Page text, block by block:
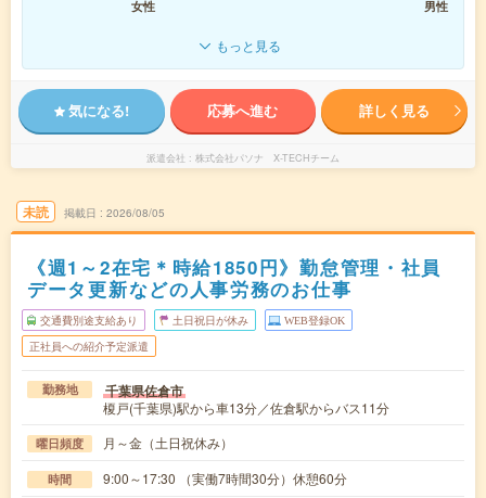
女性
男性
もっと見る
気になる! 応募へ進む 詳しく見る
派遣会社 株式会社パソナ X-TECHチーム
未読 掲載日 2026/08/05
《週1～2在宅＊時給1850円》勤怠管理・社員
データ更新などの人事労務のお仕事
交通費別途支給あり 土日祝日が休み WEB登録OK
正社員への紹介予定派遣
勤務地 千葉県佐倉市
榎戸(千葉県)駅から車13分／佐倉駅からバス11分
曜日頻度 月～金（土日祝休み）
時間 9:00～17:30 （実働7時間30分）休憩60分